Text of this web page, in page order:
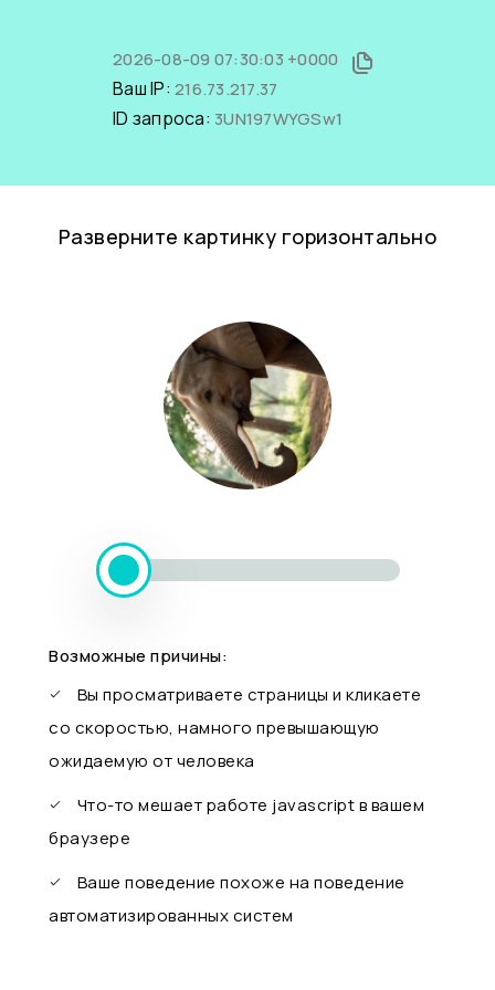
2026-08-09 07:30:03 +0000
Ваш IP: 216.73.217.37
ID запроса: 3UN197WYGSw1
Разверните картинку горизонтально
Возможные причины:
Вы просматриваете страницы и кликаете
со скоростью, намного превышающую
ожидаемую от человека
Что-то мешает работе javascript в вашем
браузере
Ваше поведение похоже на поведение
автоматизированных систем